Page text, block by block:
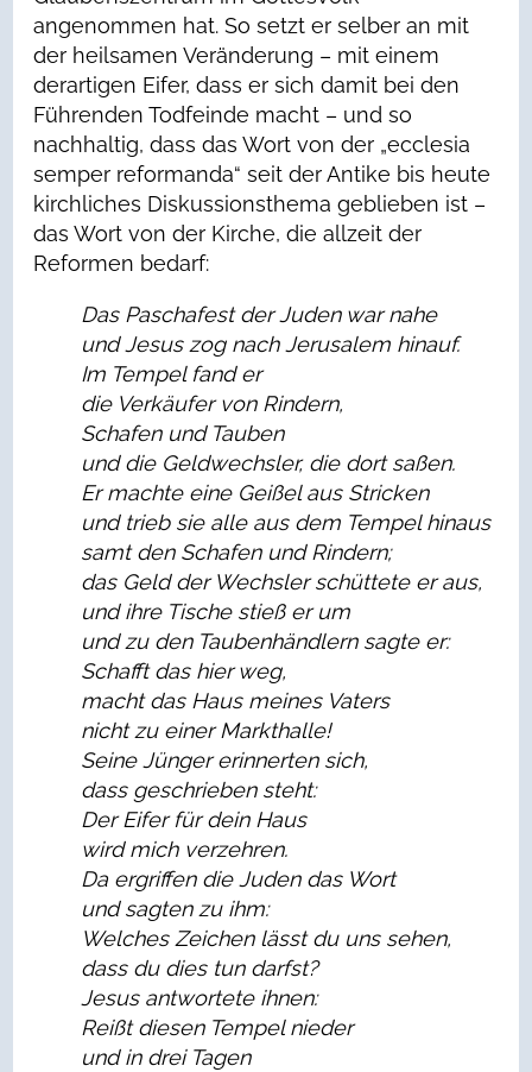
angenommen hat. So setzt er selber an mit
der heilsamen Veränderung – mit einem
derartigen Eifer, dass er sich damit bei den
Führenden Todfeinde macht – und so
nachhaltig, dass das Wort von der „ecclesia
semper reformanda“ seit der Antike bis heute
kirchliches Diskussionsthema geblieben ist –
das Wort von der Kirche, die allzeit der
Reformen bedarf:
Das Paschafest der Juden war nahe
und Jesus zog nach Jerusalem hinauf.
Im Tempel fand er
die Verkäufer von Rindern,
Schafen und Tauben
und die Geldwechsler, die dort saßen.
Er machte eine Geißel aus Stricken
und trieb sie alle aus dem Tempel hinaus
samt den Schafen und Rindern;
das Geld der Wechsler schüttete er aus,
und ihre Tische stieß er um
und zu den Taubenhändlern sagte er:
Schafft das hier weg,
macht das Haus meines Vaters
nicht zu einer Markthalle!
Seine Jünger erinnerten sich,
dass geschrieben steht:
Der Eifer für dein Haus
wird mich verzehren.
Da ergriffen die Juden das Wort
und sagten zu ihm:
Welches Zeichen lässt du uns sehen,
dass du dies tun darfst?
Jesus antwortete ihnen:
Reißt diesen Tempel nieder
und in drei Tagen